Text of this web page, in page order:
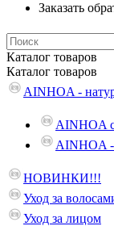
Заказать
Каталог товаров
Каталог товаров
AINHOA -
AINHOA
AINHOA -
НОВИНКИ!!!
Уход за
Уход за лицом